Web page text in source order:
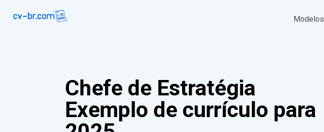
Modelos
Chefe de Estratégia
Exemplo de currículo para